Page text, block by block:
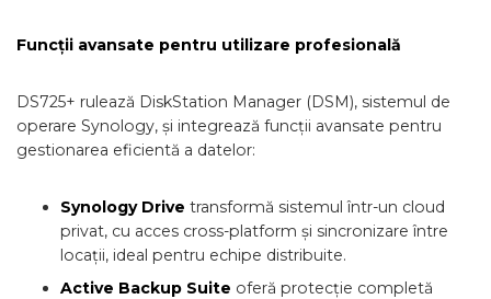
Funcții avansate pentru utilizare profesională
DS725+ rulează DiskStation Manager (DSM), sistemul de
operare Synology, și integrează funcții avansate pentru
gestionarea eficientă a datelor:
Synology Drive transformă sistemul într-un cloud
privat, cu acces cross-platform și sincronizare între
locații, ideal pentru echipe distribuite.
Active Backup Suite oferă protecție completă